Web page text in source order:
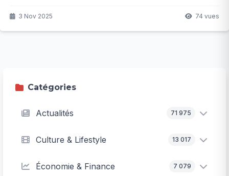
changeait tout pour la Ligue des champions ?
3 Nov 2025 74 vues
Catégories
Actualités 71 975
Culture & Lifestyle 13 017
Économie & Finance 7 079